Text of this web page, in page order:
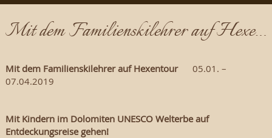
Mit dem Familienskilehrer auf Hexentour
Mit dem Familienskilehrer auf Hexentour 05.01. –
07.04.2019
Mit Kindern im Dolomiten UNESCO Welterbe auf
Entdeckungsreise gehen!